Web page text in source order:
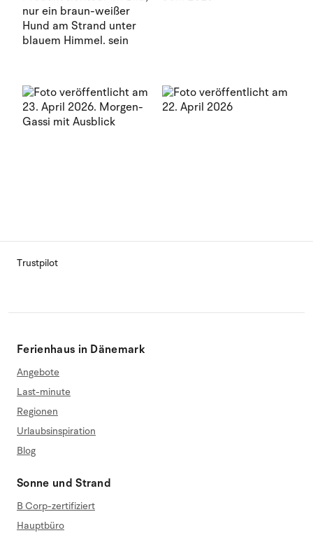
Trustpilot
Ferienhaus in Dänemark
Angebote
Last-minute
Regionen
Urlaubsinspiration
Blog
Sonne und Strand
B Corp-zertifiziert
Hauptbüro